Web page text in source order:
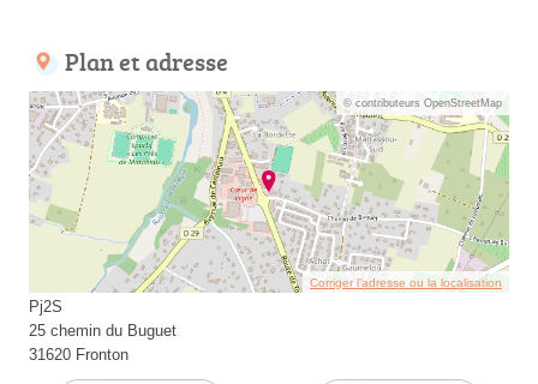
Plan et adresse
© contributeurs OpenStreetMap
Corriger l’adresse ou la localisation
Pj2S
25 chemin du Buguet
31620 Fronton